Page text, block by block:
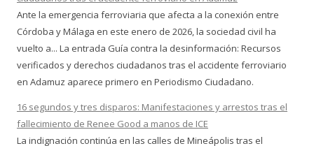
Ante la emergencia ferroviaria que afecta a la conexión entre
Córdoba y Málaga en este enero de 2026, la sociedad civil ha
vuelto a... La entrada Guía contra la desinformación: Recursos
verificados y derechos ciudadanos tras el accidente ferroviario
en Adamuz aparece primero en Periodismo Ciudadano.
16 segundos y tres disparos: Manifestaciones y arrestos tras el
fallecimiento de Renee Good a manos de ICE
La indignación continúa en las calles de Mineápolis tras el